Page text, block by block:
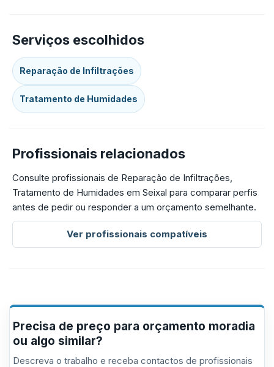
Serviços escolhidos
Reparação de Infiltrações
Tratamento de Humidades
Profissionais relacionados
Consulte profissionais de Reparação de Infiltrações,
Tratamento de Humidades em Seixal para comparar perfis
antes de pedir ou responder a um orçamento semelhante.
Ver profissionais compatíveis
Precisa de preço para orçamento moradia
ou algo similar?
Descreva o trabalho e receba contactos de profissionais